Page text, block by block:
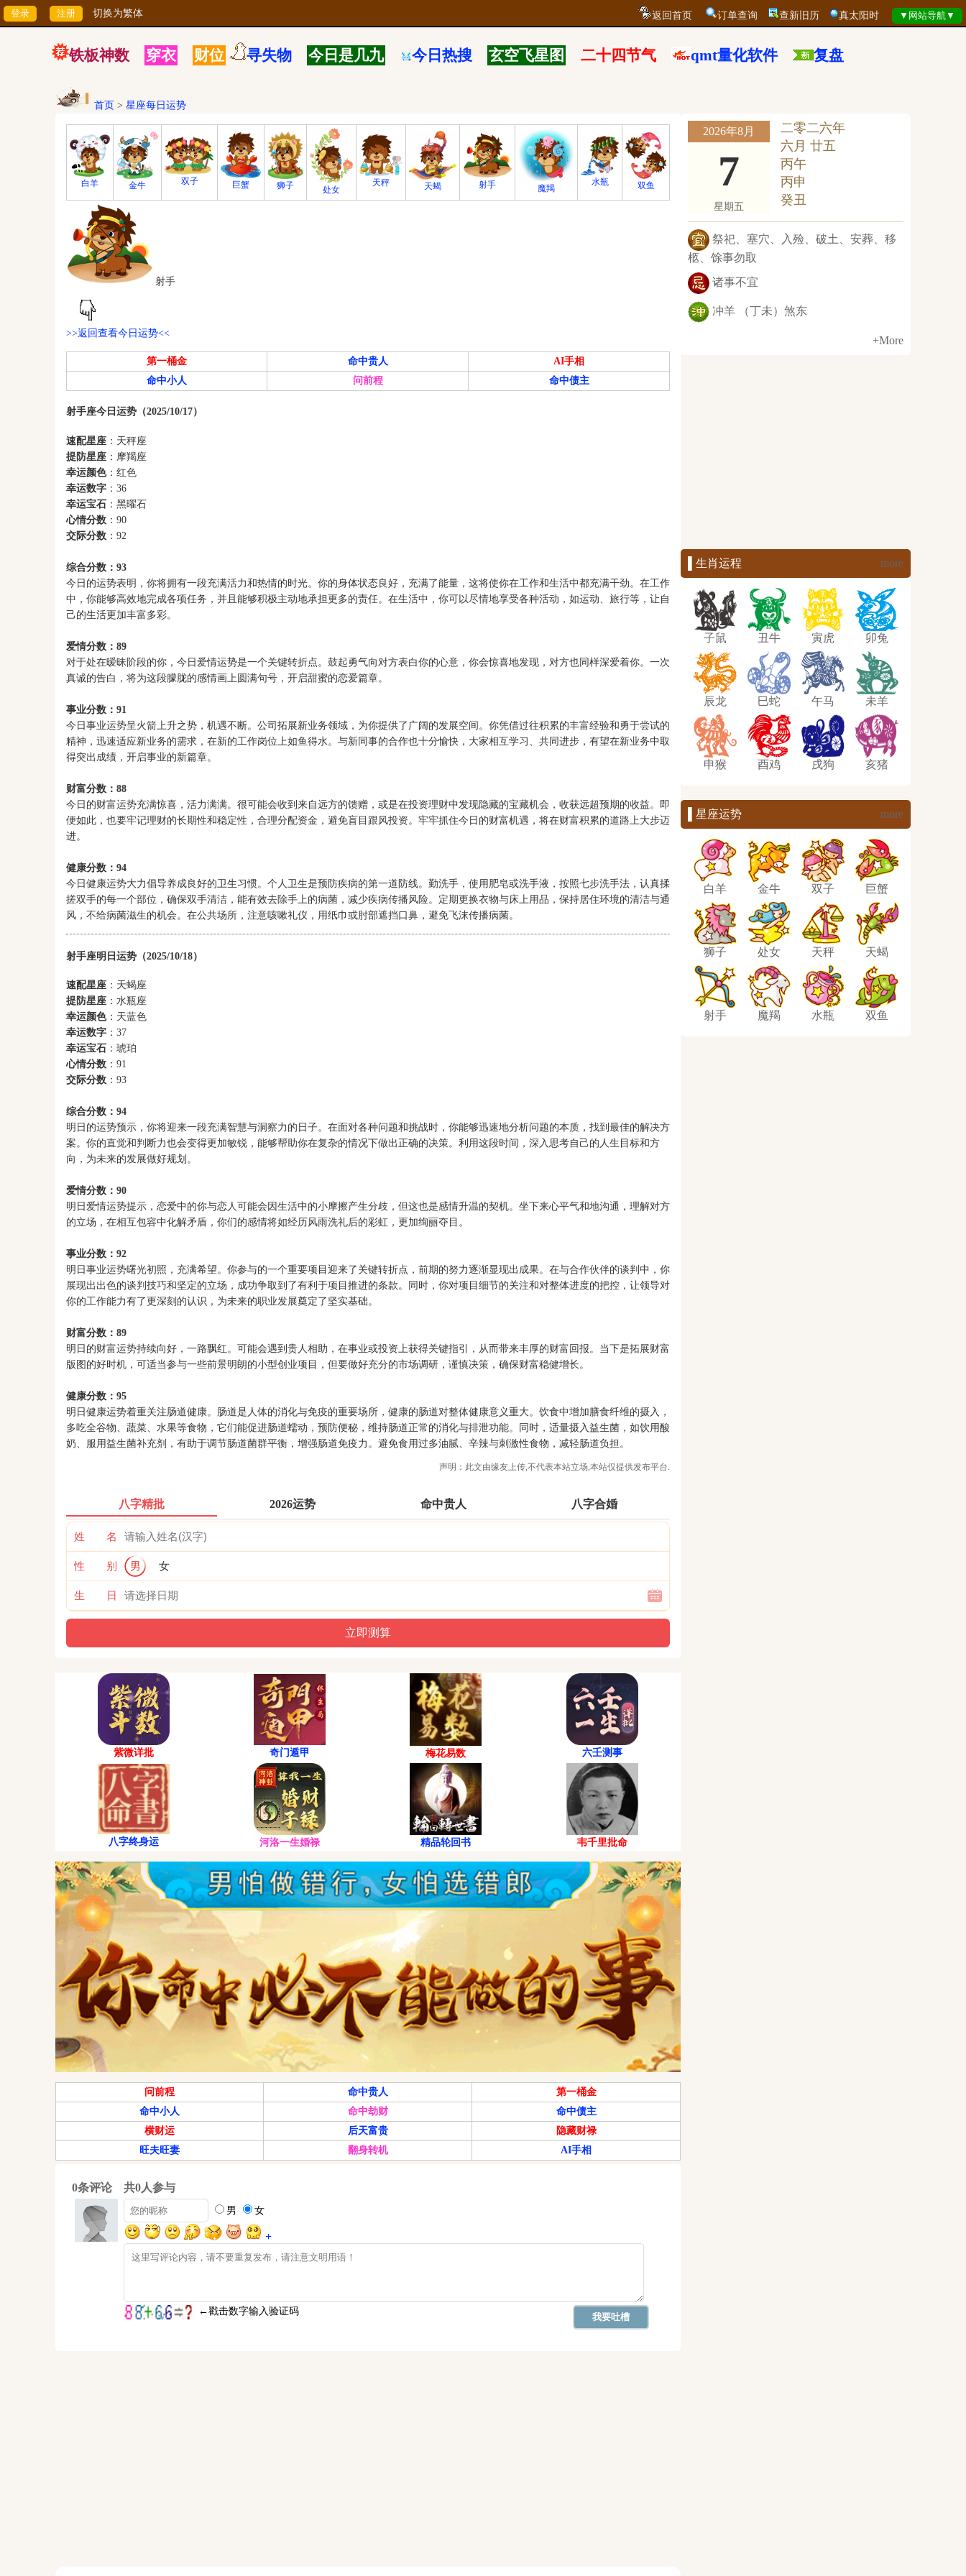
切换为繁体 返回首页 订单查询 查新旧历 真太阳时
铁板神数 穿衣 财位 寻失物 今日是几九 今日热搜 玄空飞星图 二十四节气 qmt量化软件 复盘
首页 > 星座每日运势
白羊 金牛 双子 巨蟹 狮子 处女
天秤 天蝎 射手 魔羯
水瓶 双鱼
射手
>>返回查看今日运势<<
第一桶金 命中贵人
AI手相
命中小人
问前程 命中债主
射手座今日运势（2025/10/17）
速配星座 ：天秤座
提防星座 ：摩羯座
幸运颜色：红色
幸运数字 ：36
幸运宝石 ：黑曜石
心情分数 ：90
交际分数 ：92
综合分数：93
今日的运势表明，你将拥有一段充满活力和热情的时光。你的身体状态良好，充满了能量，这将使你在工作和生活中都充满干劲。在工作
中，你能够高效地完成各项任务，并且能够积极主动地承担更多的责任。在生活中，你可以尽情地享受各种活动，如运动、旅行等，让自
己的生活更加丰富多彩。
爱情分数：89
对于处在暧昧阶段的你，今日爱情运势是一个关键转折点。鼓起勇气向对方表白你的心意，你会惊喜地发现，对方也同样深爱着你。一次
真诚的告白，将为这段朦胧的感情画上圆满句号，开启甜蜜的恋爱篇章。
事业分数：91
今日事业运势呈火箭上升之势，机遇不断。公司拓展新业务领域，为你提供了广阔的发展空间。你凭借过往积累的丰富经验和勇于尝试的
精神，迅速适应新业务的需求，在新的工作岗位上如鱼得水。与新同事的合作也十分愉快，大家相互学习、共同进步，有望在新业务中取
得突出成绩，开启事业的新篇章。
财富分数：88
今日的财富运势充满惊喜，活力满满。很可能会收到来自远方的馈赠，或是在投资理财中发现隐藏的宝藏机会，收获远超预期的收益。即
便如此，也要牢记理财的长期性和稳定性，合理分配资金，避免盲目跟风投资。牢牢抓住今日的财富机遇，将在财富积累的道路上大步迈
进。
健康分数：94
今日健康运势大力倡导养成良好的卫生习惯。个人卫生是预防疾病的第一道防线。勤洗手，使用肥皂或洗手液，按照七步洗手法，认真揉
搓双手的每一个部位，确保双手清洁，能有效去除手上的病菌，减少疾病传播风险。定期更换衣物与床上用品，保持居住环境的清洁与通
风，不给病菌滋生的机会。在公共场所，注意咳嗽礼仪，用纸巾或肘部遮挡口鼻，避免飞沫传播病菌。
射手座明日运势（2025/10/18）
速配星座 ：天蝎座
提防星座 ：水瓶座
幸运颜色：天蓝色
幸运数字 ：37
幸运宝石 ：琥珀
心情分数 ：91
交际分数 ：93
综合分数：94
明日的运势预示，你将迎来一段充满智慧与洞察力的日子。在面对各种问题和挑战时，你能够迅速地分析问题的本质，找到最佳的解决方
案。你的直觉和判断力也会变得更加敏锐，能够帮助你在复杂的情况下做出正确的决策。利用这段时间，深入思考自己的人生目标和方
向，为未来的发展做好规划。
爱情分数：90
明日爱情运势提示，恋爱中的你与恋人可能会因生活中的小摩擦产生分歧，但这也是感情升温的契机。坐下来心平气和地沟通，理解对方
的立场，在相互包容中化解矛盾，你们的感情将如经历风雨洗礼后的彩虹，更加绚丽夺目。
事业分数：92
明日事业运势曙光初照，充满希望。你参与的一个重要项目迎来了关键转折点，前期的努力逐渐显现出成果。在与合作伙伴的谈判中，你
展现出出色的谈判技巧和坚定的立场，成功争取到了有利于项目推进的条款。同时，你对项目细节的关注和对整体进度的把控，让领导对
你的工作能力有了更深刻的认识，为未来的职业发展奠定了坚实基础。
财富分数：89
明日的财富运势持续向好，一路飘红。可能会遇到贵人相助，在事业或投资上获得关键指引，从而带来丰厚的财富回报。当下是拓展财富
版图的好时机，可适当参与一些前景明朗的小型创业项目，但要做好充分的市场调研，谨慎决策，确保财富稳健增长。
健康分数：95
明日健康运势着重关注肠道健康。肠道是人体的消化与免疫的重要场所，健康的肠道对整体健康意义重大。饮食中增加膳食纤维的摄入，
多吃全谷物、蔬菜、水果等食物，它们能促进肠道蠕动，预防便秘，维持肠道正常的消化与排泄功能。同时，适量摄入益生菌，如饮用酸
奶、服用益生菌补充剂，有助于调节肠道菌群平衡，增强肠道免疫力。避免食用过多油腻、辛辣与刺激性食物，减轻肠道负担。
声明：此文由缘友上传,不代表本站立场,本站仅提供发布平台.
八字精批 2026运势 命中贵人 八字合婚
姓 名
性 别 男 女
生 日
紫微详批 奇门遁甲 梅花易数 六壬测事
八字终身运 河洛一生婚禄 精品轮回书 韦千里批命
问前程 命中贵人
第一桶金
命中小人
命中劫财
命中债主
横财运
后天富贵
隐藏财禄
旺夫旺妻
翻身转机 AI手相
2026年8月
7
星期五
二零二六年
六月 廿五
丙午
丙申
癸丑
祭祀、塞穴、入殓、破土、安葬、移
柩、馀事勿取
诸事不宜
冲羊 （丁未）煞东
+More
▌生肖运程 more
子鼠 丑牛 寅虎 卯兔
辰龙 巳蛇 午马 未羊
申猴 酉鸡 戌狗 亥猪
▌星座运势 more
白羊 金牛 双子 巨蟹
狮子 处女 天秤 天蝎
射手 魔羯 水瓶 双鱼